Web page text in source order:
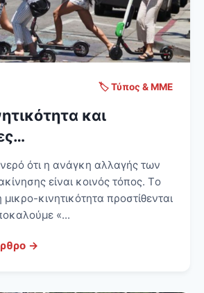
🏷️ Τύπος & ΜΜΕ
και
ότι η ανάγκη αλλαγής των
είναι κοινός τόπος. Tο
κινητικότητα προστίθενται
«...
→